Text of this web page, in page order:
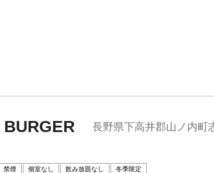
BURGER 長野県下高井郡山ノ内町
禁煙 個室なし 飲み放題なし 冬季限定